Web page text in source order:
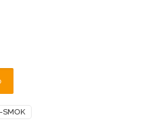
SMOK